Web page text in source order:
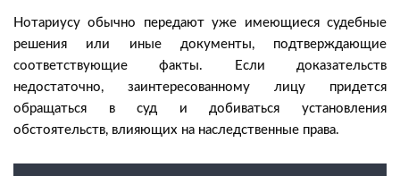
Нотариусу обычно передают уже имеющиеся судебные
решения или иные документы, подтверждающие
соответствующие факты. Если доказательств
недостаточно, заинтересованному лицу придется
обращаться в суд и добиваться установления
обстоятельств, влияющих на наследственные права.